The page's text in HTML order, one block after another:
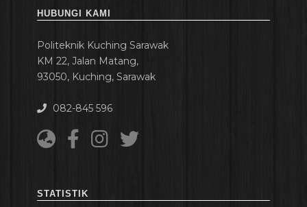
HUBUNGI KAMI
Politeknik Kuching Sarawak
KM 22, Jalan Matang,
93050, Kuching, Sarawak
082-845 596
STATISTIK